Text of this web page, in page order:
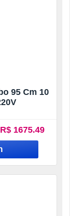
95 Cm 10
R$ 1675.49